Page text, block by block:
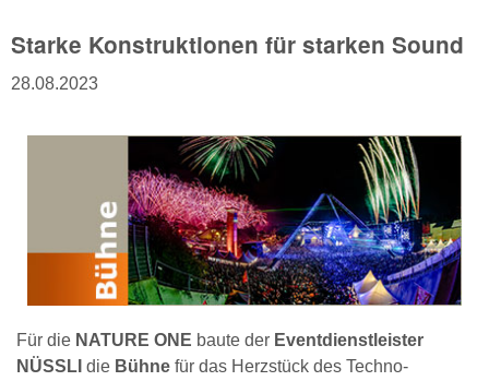
Starke Konstruktionen für starken Sound
28.08.2023
Für die NATURE ONE baute der Eventdienstleister
NÜSSLI die Bühne für das Herzstück des Techno-